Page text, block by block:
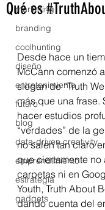
marketing
branding
coolhunting
diseño
entretenimiento
futuro
blog
data-driven creativity
emprendimiento
estrategia
gadgets
Qué es
Desde hace un
McCann comenzó
slogan de “Truth
más que una frase.
hacer estudios
“verdades” de la
no salen tan claro
que ciertamente no
carpetas ni en
Youth, Truth About
dando cuenta del